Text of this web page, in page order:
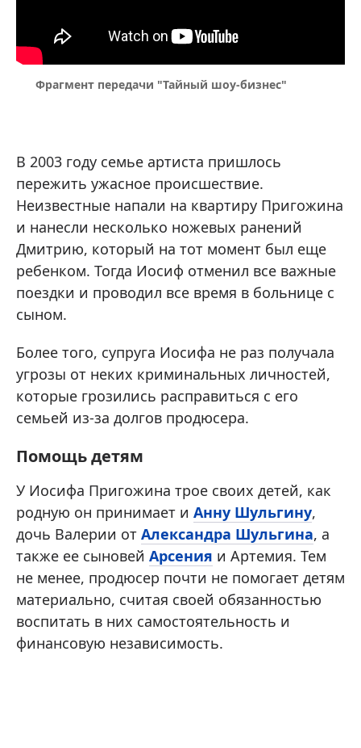
Фрагмент передачи "Тайный шоу-бизнес"
В 2003 году семье артиста пришлось
пережить ужасное происшествие.
Неизвестные напали на квартиру Пригожина
и нанесли несколько ножевых ранений
Дмитрию, который на тот момент был еще
ребенком. Тогда Иосиф отменил все важные
поездки и проводил все время в больнице с
сыном.
Более того, супруга Иосифа не раз получала
угрозы от неких криминальных личностей,
которые грозились расправиться с его
семьей из-за долгов продюсера.
Помощь детям
У Иосифа Пригожина трое своих детей, как
родную он принимает и Анну Шульгину,
дочь Валерии от Александра Шульгина, а
также ее сыновей Арсения и Артемия. Тем
не менее, продюсер почти не помогает детям
материально, считая своей обязанностью
воспитать в них самостоятельность и
финансовую независимость.